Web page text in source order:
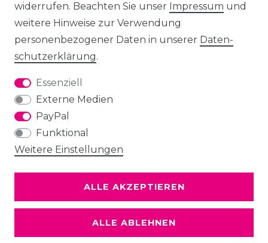
widerrufen. Beachten Sie unser Impressum und
weitere Hinweise zur Verwendung
personenbezogener Daten in unserer Daten­
schutz­erklärung.
Essenziell
Externe Medien
PayPal
Funktional
Weitere Einstellungen
ALLE AKZEPTIEREN
ALLE ABLEHNEN